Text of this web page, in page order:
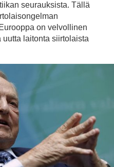
seurauksista. Tällä
on velvollinen
laitonta siirtolaista